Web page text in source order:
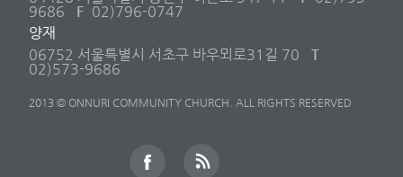
9686
F 02)796-0747
양재
06752 서울특별시 서초구 바우뫼로31길 70
T
02)573-9686
2013 © ONNURI COMMUNITY CHURCH. ALL RIGHTS RESERVED